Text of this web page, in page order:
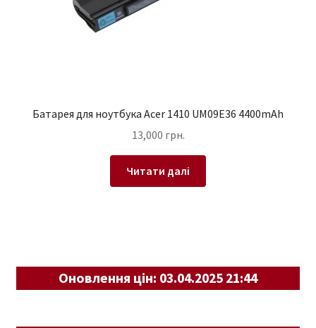
Батарея для ноутбука Acer 1410 UM09E36 4400mAh
13,000 грн.
Читати далі
Оновлення цін: 03.04.2025 21:44